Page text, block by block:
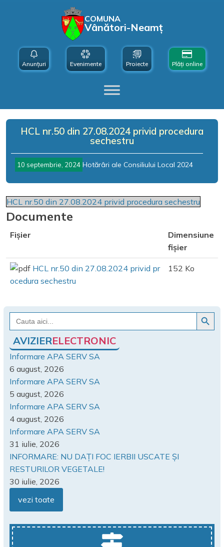
COMUNA
Vânători-Neamț
Anunțuri Evenimente Proiecte Plăți online
HCL nr.50 din 27.08.2024 privid procedura
sechestru
10 septembrie, 2024 Hotărâri ale Consiliului Local 2024
HCL nr.50 din 27.08.2024 privid procedura sechestru
Documente
Fișier
Dimensiune
fișier
HCL nr.50 din 27.08.2024 privid pr
ocedura sechestru
152 Ko
Search
for:
Search Button
AVIZIERELECTRONIC
Informare APA SERV SA
6 august, 2026
Informare APA SERV SA
5 august, 2026
Informare APA SERV SA
4 august, 2026
Informare APA SERV SA
31 iulie, 2026
INFORMARE: NU DAȚI FOC IERBII USCATE ȘI
RESTURILOR VEGETALE!
30 iulie, 2026
vezi toate